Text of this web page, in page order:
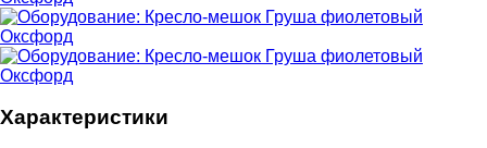
Характеристики